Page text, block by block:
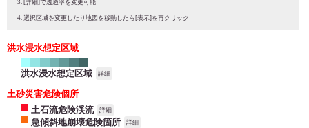
[詳細]で透過率を変更可能
選択区域を変更したり地図を移動したら[表示]を再クリック
洪水浸水想定区域
洪水浸水想定区域 詳細
土砂災害危険個所
土石流危険渓流
詳細
急傾斜地崩壊危険箇所 詳細